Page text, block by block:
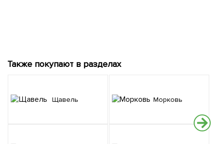
Также покупают в разделах
Щавель Морковь